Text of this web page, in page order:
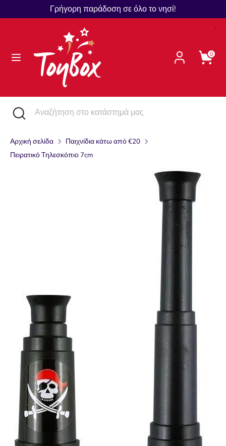
στο
Γρήγορη παράδοση σε όλο το νησί!
0
Γλώσσα
Ελληνικά
ΑναζήτησηΑναζήτηση
στο
κατάστημά
μας
ΑναζήτησηΑναζήτηση
κατάστημά
μας
Κλείστε
αναζήτηση
Αρχική σελίδα
Παιχνίδια κάτω από €20
Πειρατικό Τηλεσκόπιο 7cm